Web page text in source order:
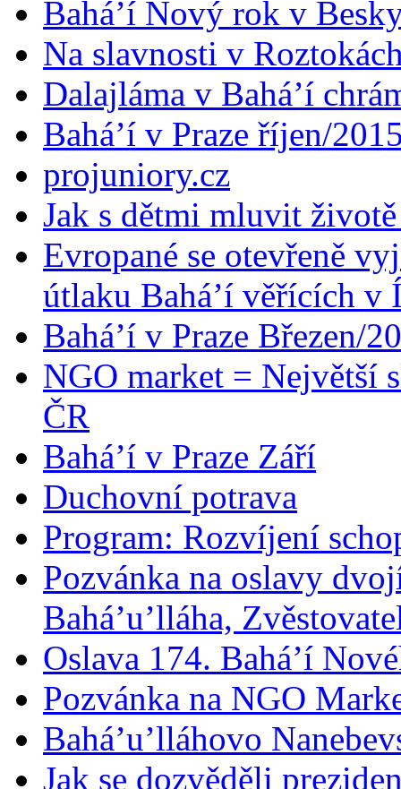
Bahá’í Nový rok v
Na slavnosti v
Dalajláma v Bahá’í
Bahá’í v Praze říjen/
projuniory.cz
Jak s dětmi mluvit
Evropané se otevřeně
útlaku Bahá’í věřících v
Bahá’í v Praze Březen/
NGO market = Největší
ČR
Bahá’í v Praze Září
Duchovní potrava
Program: Rozvíjení
Pozvánka na oslavy
Bahá’u’lláha,
Oslava 174. Bahá’í
Pozvánka na NGO
Bahá’u’lláhovo
Jak se dozvěděli